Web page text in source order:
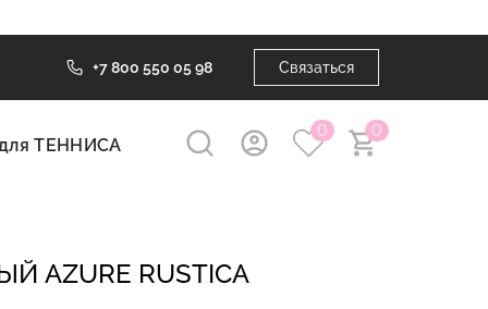
+7 800 550 05 98 Связаться
ТЕННИСА
0 0
AZURE RUSTICA